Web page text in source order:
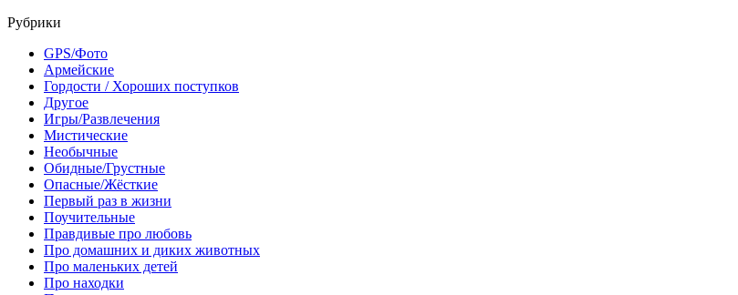
Рубрики
GPS/Фото
Армейские
Гордости / Хороших поступков
Другое
Игры/Развлечения
Мистические
Необычные
Обидные/Грустные
Опасные/Жёсткие
Первый раз в жизни
Поучительные
Правдивые про любовь
Про домашних и диких животных
Про маленьких детей
Про находки